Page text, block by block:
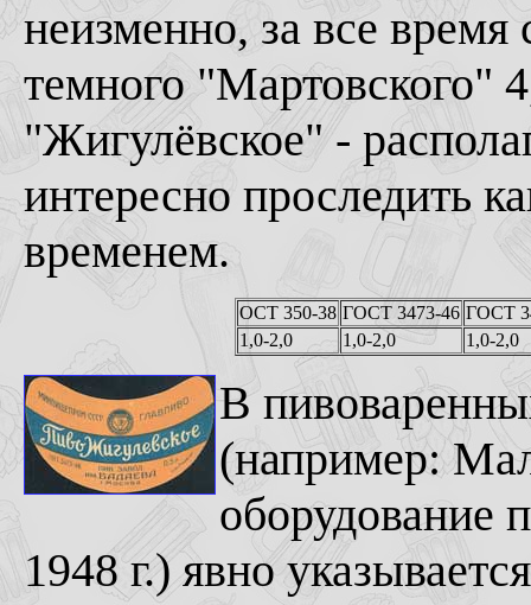
неизменно, за все
темного "Мартовского"
"Жигулёвское" -
интересно проследить
временем.
ОСТ 350-38 ГОСТ 3473-46 ГОСТ
1,0-2,0
1,0-2,0 1,0-2,0
В
(например:
оборудование
1948 г.) явно